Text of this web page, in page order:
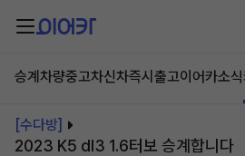
승계차량중고차신차즉시출고이어카소식
[수다방]
2023 K5 dl3 1.6터보 승계합니다